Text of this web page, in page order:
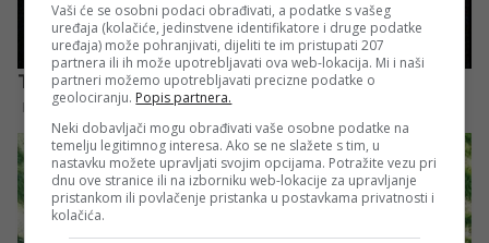
Vaši će se osobni podaci obrađivati, a podatke s vašeg
uređaja (kolačiće, jedinstvene identifikatore i druge podatke
uređaja) može pohranjivati, dijeliti te im pristupati 207
partnera ili ih može upotrebljavati ova web-lokacija. Mi i naši
partneri možemo upotrebljavati precizne podatke o
geolociranju. Popis partnera.
Neki dobavljači mogu obrađivati vaše osobne podatke na
temelju legitimnog interesa. Ako se ne slažete s tim, u
nastavku možete upravljati svojim opcijama. Potražite vezu pri
dnu ove stranice ili na izborniku web-lokacije za upravljanje
pristankom ili povlačenje pristanka u postavkama privatnosti i
kolačića.